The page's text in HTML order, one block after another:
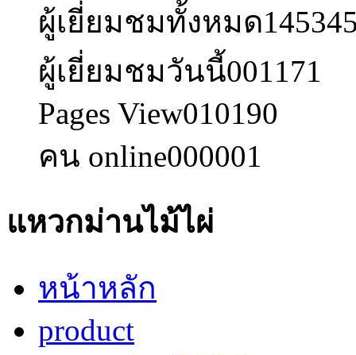
ผู้เยี่ยมชมทั้งหมด
ผู้เยี่ยมชมวันนี้001171
Pages View010190
คน online000001
แหวกม่านไม้ไผ่
หน้าหลัก
product